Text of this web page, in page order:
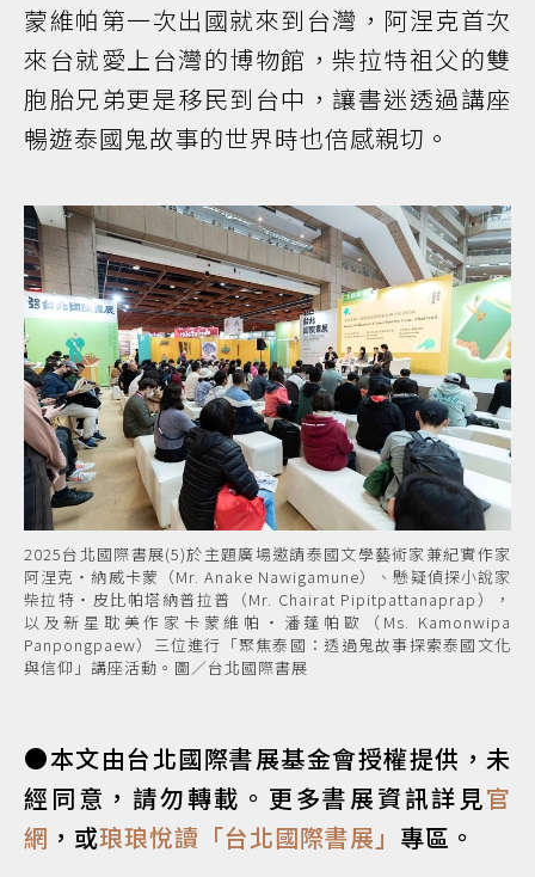
蒙維帕第一次出國就來到台灣，阿涅克首次
來台就愛上台灣的博物館，柴拉特祖父的雙
胞胎兄弟更是移民到台中，讓書迷透過講座
暢遊泰國鬼故事的世界時也倍感親切。
2025台北國際書展(5)於主題廣場邀請泰國文學藝術家兼紀實作家
阿涅克・納威卡蒙（Mr. Anake Nawigamune）、懸疑偵探小說家
柴拉特・皮比帕塔納普拉普（Mr. Chairat Pipitpattanaprap），
以及新星耽美作家卡蒙維帕・潘蓬帕歐（Ms. Kamonwipa
Panpongpaew）三位進行「聚焦泰國：透過鬼故事探索泰國文化
與信仰」講座活動。圖／台北國際書展
●本文由台北國際書展基金會授權提供，未
經同意，請勿轉載。更多書展資訊詳見官
網 ，或琅琅悅讀「台北國際書展」 專區。